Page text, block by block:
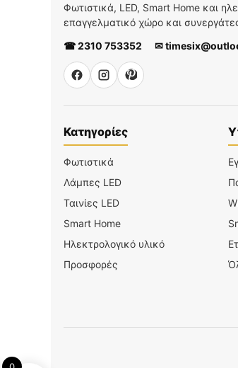
Φωτιστικά, LED, Smart Home και
επαγγελματικό χώρο και
☎ 2310 753352
✉
Κατηγορίες
Φωτιστικά
Λάμπες LED
Ταινίες LED
Smart Home
Ηλεκτρολογικό υλικό
Προσφορές